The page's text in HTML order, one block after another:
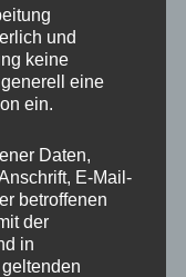
und
keine
eine
ein.
Daten,
E-Mail-
betroffenen
der
in